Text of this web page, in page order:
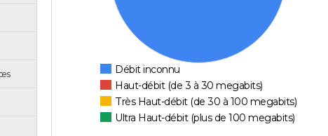
Débit inconnu
Haut-débit (de 3 à 30 megabits)
Très Haut-débit (de 30 à 100 megabits)
Ultra Haut-débit (plus de 100 megabits)